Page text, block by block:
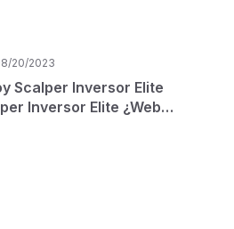
20/2023
Scalper Inversor Elite
Inversor Elite ¿Web